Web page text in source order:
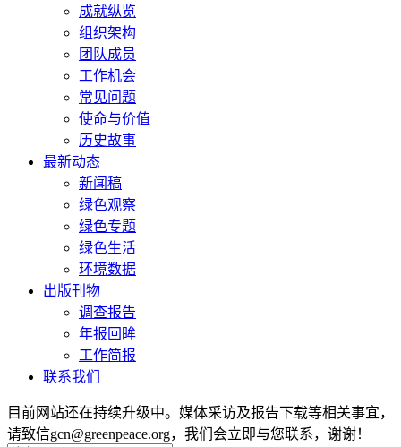
成就纵览
组织架构
团队成员
工作机会
常见问题
使命与价值
历史故事
最新动态
新闻稿
绿色观察
绿色专题
绿色生活
环境数据
出版刊物
调查报告
年报回眸
工作简报
联系我们
目前网站还在持续升级中。媒体采访及报告下载等相关事宜，
请致信gcn@greenpeace.org，我们会立即与您联系，谢谢！